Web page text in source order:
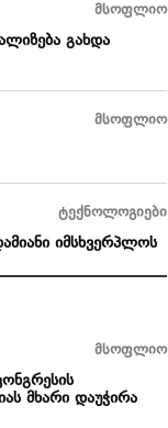
მსოფლიო
გახდა
მსოფლიო
ტექნოლოგიები
იმსხვერპლოს
მსოფლიო
მხარი დაუჭირა